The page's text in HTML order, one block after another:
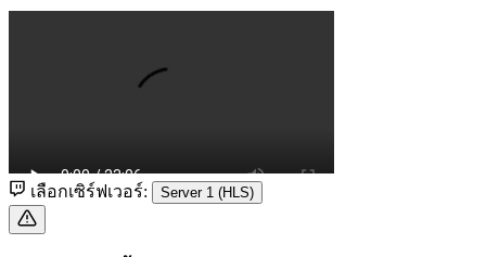
เลือกเซิร์ฟเวอร์: Server 1 (HLS)